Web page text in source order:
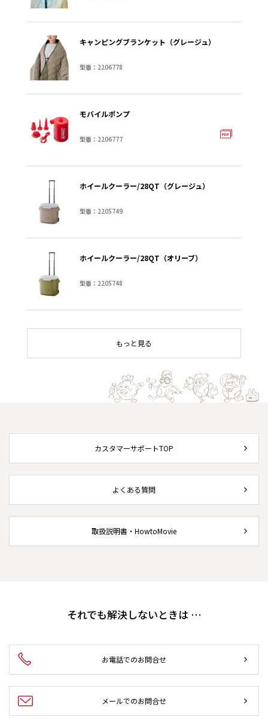
キャンピングブランケット（グレージュ）
型番：2206778
モバイルポンプ
型番：2206777
ホイールクーラー/28QT（グレージュ）
型番：2205749
ホイールクーラー/28QT（オリーブ）
型番：2205748
もっと見る
カスタマーサポートTOP
よくある質問
取扱説明書・HowtoMovie
それでも解決しないときは …
お電話でのお問合せ
メールでのお問合せ